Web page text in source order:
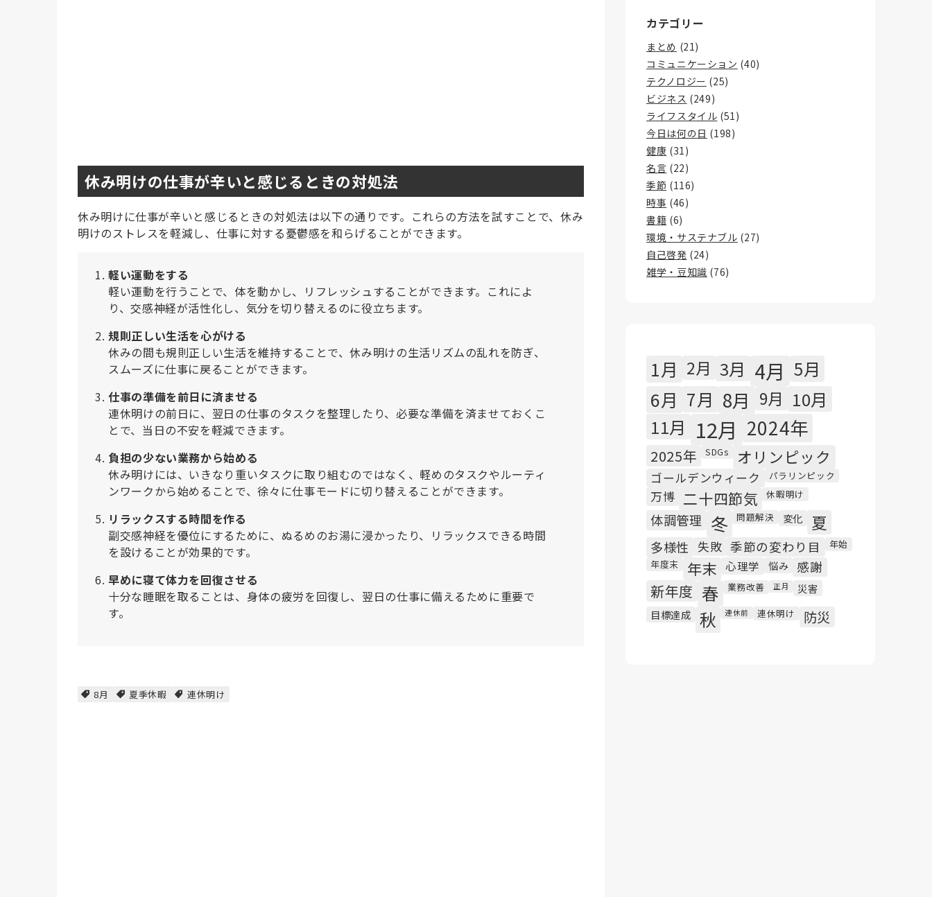
休み明けの仕事が辛いと感じるときの対処法
休み明けに仕事が辛いと感じるときの対処法は以下の通りです。これらの方法を試すことで、休み
明けのストレスを軽減し、仕事に対する憂鬱感を和らげることができます。
軽い運動をする
軽い運動を行うことで、体を動かし、リフレッシュすることができます。これによ
り、交感神経が活性化し、気分を切り替えるのに役立ちます。
規則正しい生活を心がける
休みの間も規則正しい生活を維持することで、休み明けの生活リズムの乱れを防ぎ、
スムーズに仕事に戻ることができます。
仕事の準備を前日に済ませる
連休明けの前日に、翌日の仕事のタスクを整理したり、必要な準備を済ませておくこ
とで、当日の不安を軽減できます。
負担の少ない業務から始める
休み明けには、いきなり重いタスクに取り組むのではなく、軽めのタスクやルーティ
ンワークから始めることで、徐々に仕事モードに切り替えることができます。
リラックスする時間を作る
副交感神経を優位にするために、ぬるめのお湯に浸かったり、リラックスできる時間
を設けることが効果的です。
早めに寝て体力を回復させる
十分な睡眠を取ることは、身体の疲労を回復し、翌日の仕事に備えるために重要で
す。
8月 夏季休暇 連休明け
カテゴリー
まとめ (21)
コミュニケーション (40)
テクノロジー (25)
ビジネス (249)
ライフスタイル (51)
今日は何の日 (198)
健康 (31)
名言 (22)
季節 (116)
時事 (46)
書籍 (6)
環境・サステナブル (27)
自己啓発 (24)
雑学・豆知識 (76)
1月 2月 3月 4月 5月
6月 7月 8月 9月 10月
11月 12月 2024年
2025年 SDGs オリンピック
ゴールデンウィーク パラリンピック
万博 二十四節気 休暇明け
体調管理 冬 問題解決 変化 夏
多様性 失敗 季節の変わり目
年始
年度末
年末 心理学 悩み 感謝
新年度 春 業務改善 正月
災害
目標達成
秋 連休前 連休明け 防災